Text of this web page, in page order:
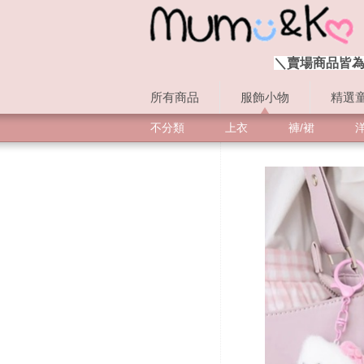
所有商品 服飾小物 精選
＼賣場商品皆
不分類 上衣 褲/裙